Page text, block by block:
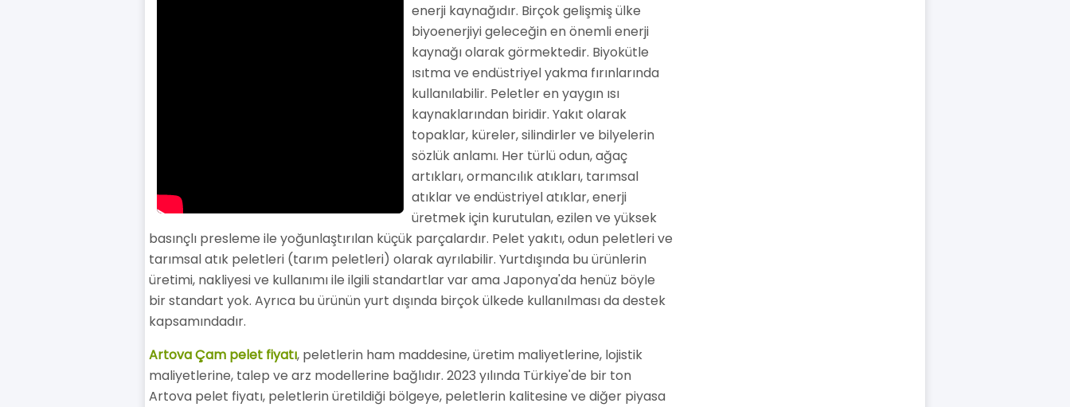
enerji kaynağıdır. Birçok gelişmiş ülke
biyoenerjiyi geleceğin en önemli enerji
kaynağı olarak görmektedir. Biyokütle
ısıtma ve endüstriyel yakma fırınlarında
kullanılabilir. Peletler en yaygın ısı
kaynaklarından biridir. Yakıt olarak
topaklar, küreler, silindirler ve bilyelerin
sözlük anlamı. Her türlü odun, ağaç
artıkları, ormancılık atıkları, tarımsal
atıklar ve endüstriyel atıklar, enerji
üretmek için kurutulan, ezilen ve yüksek
basınçlı presleme ile yoğunlaştırılan küçük parçalardır. Pelet yakıtı, odun peletleri ve
tarımsal atık peletleri (tarım peletleri) olarak ayrılabilir. Yurtdışında bu ürünlerin
üretimi, nakliyesi ve kullanımı ile ilgili standartlar var ama Japonya'da henüz böyle
bir standart yok. Ayrıca bu ürünün yurt dışında birçok ülkede kullanılması da destek
kapsamındadır.
Artova Çam pelet fiyatı, peletlerin ham maddesine, üretim maliyetlerine, lojistik
maliyetlerine, talep ve arz modellerine bağlıdır. 2023 yılında Türkiye'de bir ton
Artova pelet fiyatı, peletlerin üretildiği bölgeye, peletlerin kalitesine ve diğer piyasa